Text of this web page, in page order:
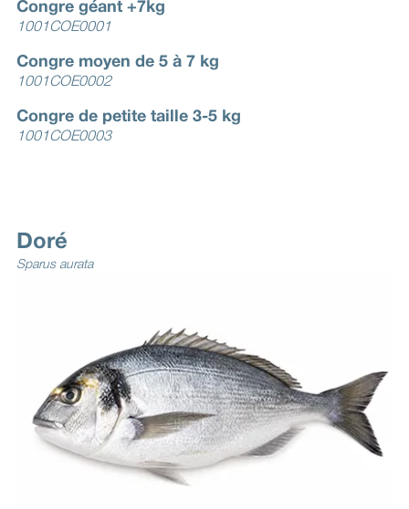
Congre géant +7kg
1001COE0001
Congre moyen de 5 à 7 kg
1001COE0002
Congre de petite taille 3-5 kg
1001COE0003
Doré
Sparus aurata